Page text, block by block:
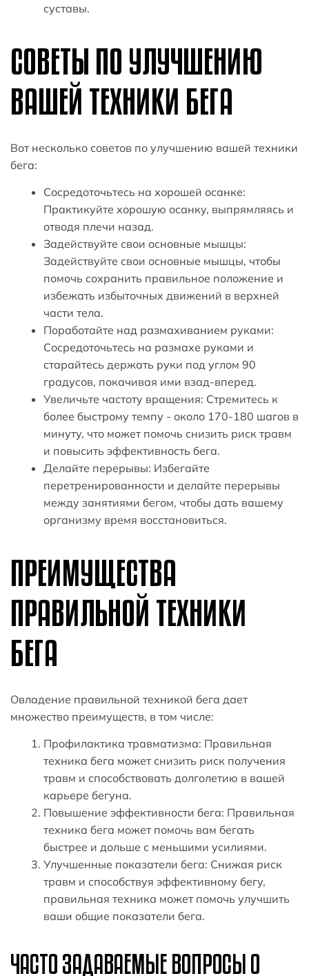
суставы.
СОВЕТЫ ПО УЛУЧШЕНИЮ
ВАШЕЙ ТЕХНИКИ БЕГА
Вот несколько советов по улучшению вашей техники
бега:
Сосредоточьтесь на хорошей осанке:
Практикуйте хорошую осанку, выпрямляясь и
отводя плечи назад.
Задействуйте свои основные мышцы:
Задействуйте свои основные мышцы, чтобы
помочь сохранить правильное положение и
избежать избыточных движений в верхней
части тела.
Поработайте над размахиванием руками:
Сосредоточьтесь на размахе руками и
старайтесь держать руки под углом 90
градусов, покачивая ими взад-вперед.
Увеличьте частоту вращения: Стремитесь к
более быстрому темпу - около 170-180 шагов в
минуту, что может помочь снизить риск травм
и повысить эффективность бега.
Делайте перерывы: Избегайте
перетренированности и делайте перерывы
между занятиями бегом, чтобы дать вашему
организму время восстановиться.
ПРЕИМУЩЕСТВА
ПРАВИЛЬНОЙ ТЕХНИКИ
БЕГА
Овладение правильной техникой бега дает
множество преимуществ, в том числе:
Профилактика травматизма: Правильная
техника бега может снизить риск получения
травм и способствовать долголетию в вашей
карьере бегуна.
Повышение эффективности бега: Правильная
техника бега может помочь вам бегать
быстрее и дольше с меньшими усилиями.
Улучшенные показатели бега: Снижая риск
травм и способствуя эффективному бегу,
правильная техника может помочь улучшить
ваши общие показатели бега.
ЧАСТО ЗАДАВАЕМЫЕ ВОПРОСЫ О